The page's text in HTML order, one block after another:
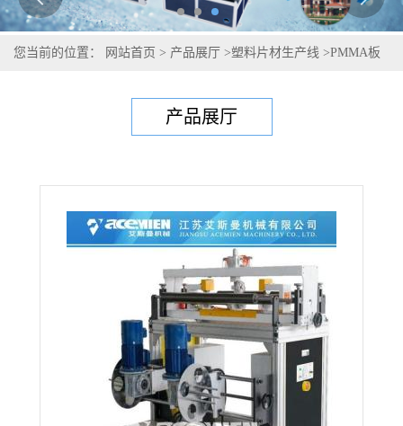
您当前的位置： 网站首页 > 产品展厅 >塑料片材生产线 >PMMA板
产品展厅